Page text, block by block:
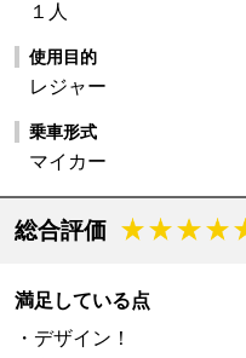
１人
使用目的
レジャー
乗車形式
マイカー
総合評価
満足している点
・デザイン！